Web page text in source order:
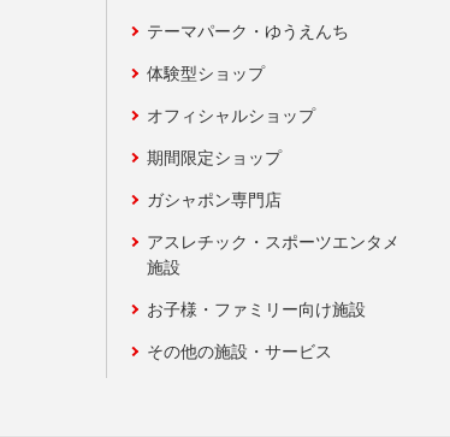
テーマパーク・ゆうえんち
体験型ショップ
オフィシャルショップ
期間限定ショップ
ガシャポン専門店
アスレチック・スポーツエンタメ
施設
お子様・ファミリー向け施設
その他の施設・サービス